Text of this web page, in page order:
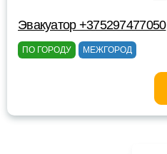
Эвакуатор +375297477050
ПО ГОРОДУ МЕЖГОРОД